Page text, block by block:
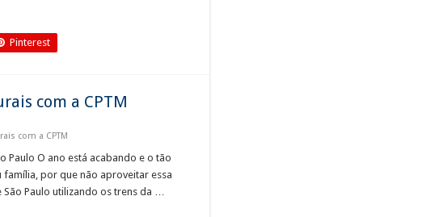
Pinterest
com a CPTM
com a CPTM
Paulo O ano está acabando e o tão
por que não aproveitar essa
Paulo utilizando os trens da …